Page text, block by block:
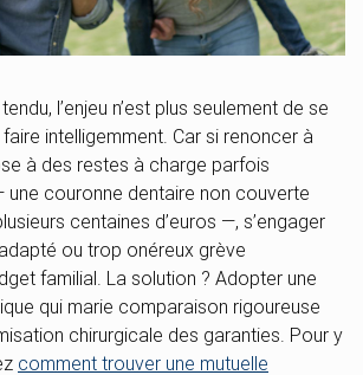
l’enjeu n’est plus seulement de se
intelligemment. Car si renoncer à
à des restes à charge parfois
couronne dentaire non couverte
centaines d’euros —, s’engager
ou trop onéreux grève
familial. La solution ? Adopter une
qui marie comparaison rigoureuse
chirurgicale des garanties. Pour y
comment trouver une mutuelle